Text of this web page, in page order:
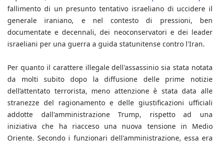
fallimento di un presunto tentativo israeliano di uccidere il
generale iraniano, e nel contesto di pressioni, ben
documentate e decennali, dei neoconservatori e dei leader
israeliani per una guerra a guida statunitense contro l'Iran.
Per quanto il carattere illegale dell'assassinio sia stata notata
da molti subito dopo la diffusione delle prime notizie
dell’attentato terrorista, meno attenzione è stata data alle
stranezze del ragionamento e delle giustificazioni ufficiali
addotte dall'amministrazione Trump, rispetto ad una
iniziativa che ha riacceso una nuova tensione in Medio
Oriente. Secondo i funzionari dell'amministrazione, essa era